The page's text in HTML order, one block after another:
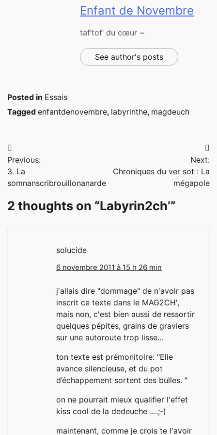
Enfant de Novembre
taf’tof’ du cœur ~
See author's posts
Posted in Essais
Tagged enfantdenovembre, labyrinthe, magdeuch
Navigation
de
l’article
Previous:
3. La
somnanscribrouillonanarde
Next:
Chroniques du ver sot : La
mégapole
2 thoughts on “Labyrin2ch’”
solucide
6 novembre 2011 à 15 h 26 min
j'allais dire "dommage" de n'avoir pas
inscrit ce texte dans le MAG2CH',
mais non, c'est bien aussi de ressortir
quelques pépites, grains de graviers
sur une autoroute trop lisse…
ton texte est prémonitoire: "Elle
avance silencieuse, et du pot
d’échappement sortent des bulles. "
on ne pourrait mieux qualifier l'effet
kiss cool de la dedeuche ….;-)
maintenant, comme je crois te l'avoir